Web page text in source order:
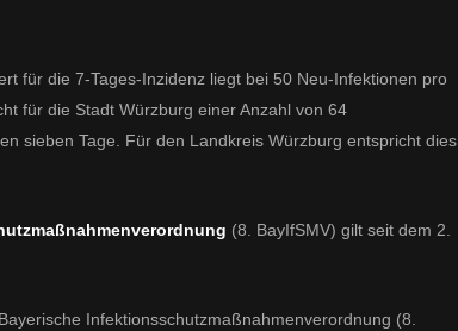
für die 7-Tages-Inzidenz liegt bei 50 Neu-Infektionen pro
für die Stadt Würzburg einer Anzahl von 64
sieben Tage. Für den Landkreis Würzburg entspricht dies
(8. BayIfSMV) gilt seit dem 2.
Infektionsschutzmaßnahmenverordnung (8.